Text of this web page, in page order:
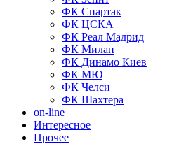
ФК Спартак
ФК ЦСКА
ФК Реал Мадрид
ФК Милан
ФК Динамо Киев
ФК МЮ
ФК Челси
ФК Шахтера
on-line
Интересное
Прочее